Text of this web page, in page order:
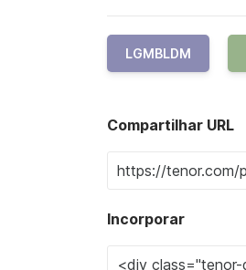
LGMBLDM
Compartilhar URL
Incorporar